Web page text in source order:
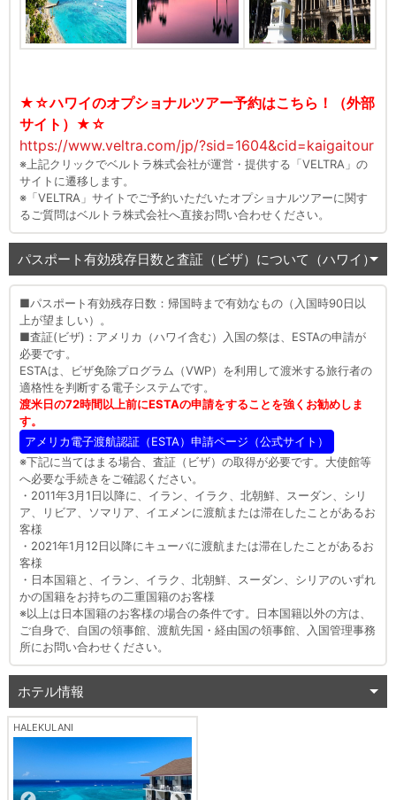
★☆ハワイのオプショナルツアー予約はこちら！（外部
サイト）★☆
https://www.veltra.com/jp/?sid=1604&cid=kaigaitour
※上記クリックでベルトラ株式会社が運営・提供する「VELTRA」の
サイトに遷移します。
※「VELTRA」サイトでご予約いただいたオプショナルツアーに関す
るご質問はベルトラ株式会社へ直接お問い合わせください。
パスポート有効残存日数と査証（ビザ）について（ハワイ）
■パスポート有効残存日数：帰国時まで有効なもの（入国時90日以
上が望ましい）。
■査証(ビザ)：アメリカ（ハワイ含む）入国の祭は、ESTAの申請が
必要です。
ESTAは、ビザ免除プログラム（VWP）を利用して渡米する旅行者の
適格性を判断する電子システムです。
渡米日の72時間以上前にESTAの申請をすることを強くお勧めしま
す。
アメリカ電子渡航認証（ESTA）申請ページ（公式サイト）
※下記に当てはまる場合、査証（ビザ）の取得が必要です。大使館等
へ必要な手続きをご確認ください。
・2011年3月1日以降に、イラン、イラク、北朝鮮、スーダン、シリ
ア、リビア、ソマリア、イエメンに渡航または滞在したことがあるお
客様
・2021年1月12日以降にキューバに渡航または滞在したことがあるお
客様
・日本国籍と、イラン、イラク、北朝鮮、スーダン、シリアのいずれ
かの国籍をお持ちの二重国籍のお客様
※以上は日本国籍のお客様の場合の条件です。日本国籍以外の方は、
ご自身で、自国の領事館、渡航先国・経由国の領事館、入国管理事務
所にお問い合わせください。
ホテル情報
HALEKULANI